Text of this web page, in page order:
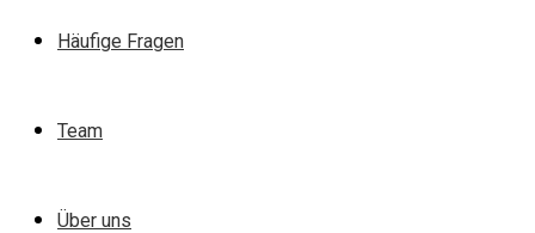
Häufige Fragen
Team
Über uns